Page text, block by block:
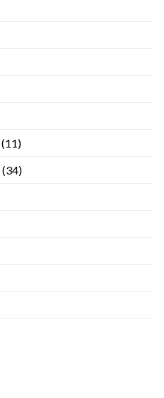
(11)
(34)